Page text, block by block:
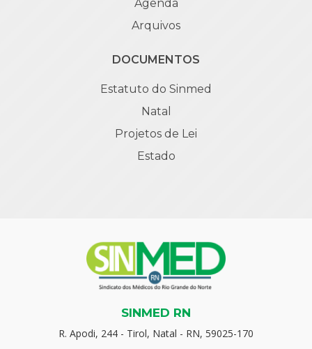
Agenda
Arquivos
DOCUMENTOS
Estatuto do Sinmed
Natal
Projetos de Lei
Estado
SINMED RN
R. Apodi, 244 - Tirol, Natal - RN, 59025-170